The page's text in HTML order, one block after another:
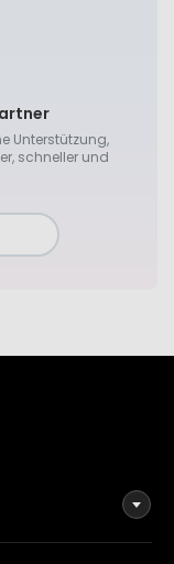
Unterstützung,
schneller und